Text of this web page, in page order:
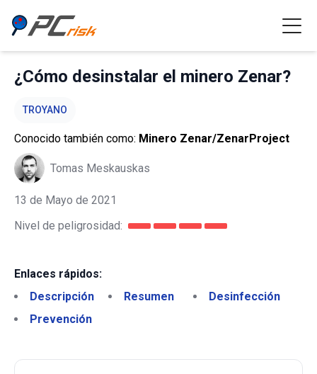
¿Cómo desinstalar el minero Zenar?
TROYANO
Conocido también como: Minero Zenar/ZenarProject
Tomas Meskauskas
13 de Mayo de 2021
Nivel de peligrosidad:
Enlaces rápidos:
Descripción
Resumen
Desinfección
Prevención